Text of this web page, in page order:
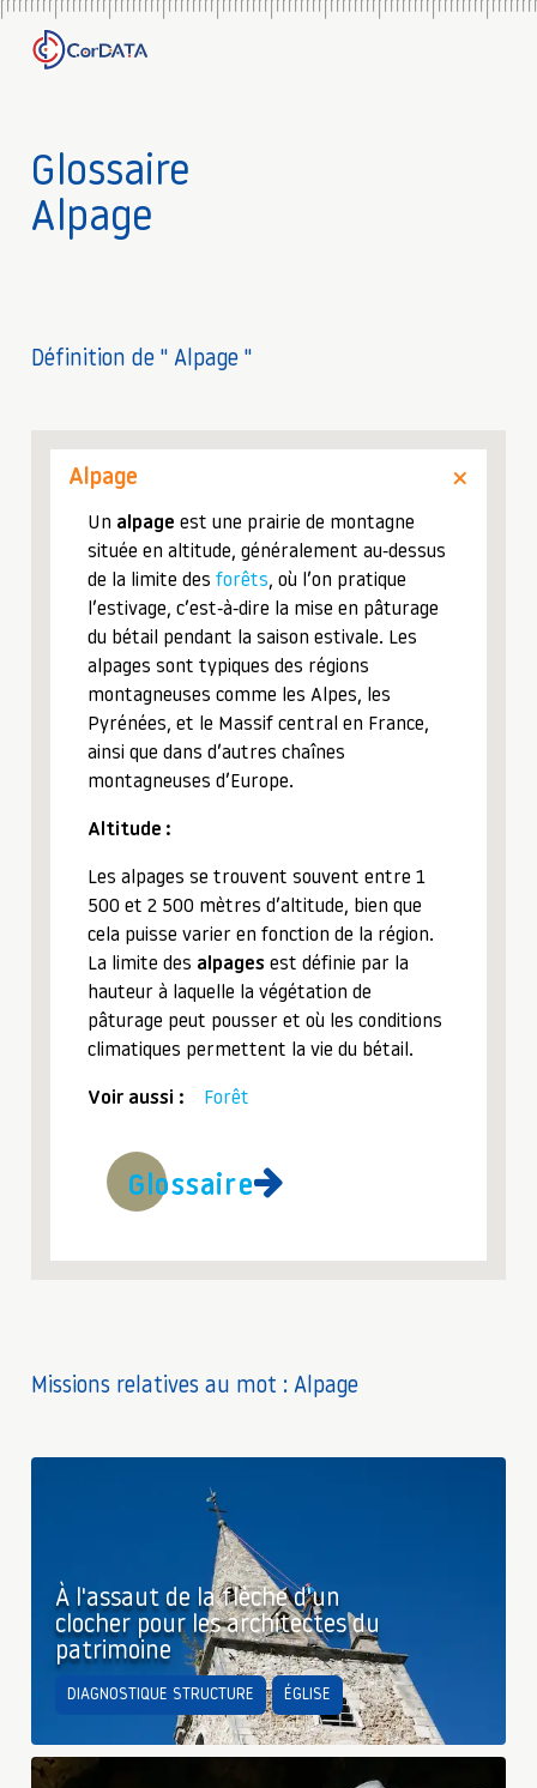
Glossaire
Alpage
Définition de " Alpage "
Alpage
Un alpage est une prairie de montagne
située en altitude, généralement au-dessus
de la limite des forêts, où l’on pratique
l’estivage, c’est-à-dire la mise en pâturage
du bétail pendant la saison estivale. Les
alpages sont typiques des régions
montagneuses comme les Alpes, les
Pyrénées, et le Massif central en France,
ainsi que dans d’autres chaînes
montagneuses d’Europe.
Altitude :
Les alpages se trouvent souvent entre 1
500 et 2 500 mètres d’altitude, bien que
cela puisse varier en fonction de la région.
La limite des alpages est définie par la
hauteur à laquelle la végétation de
pâturage peut pousser et où les conditions
climatiques permettent la vie du bétail.
Voir aussi : Forêt
Glossaire
Missions relatives au mot : Alpage
À l'assaut de la flèche d'un
clocher pour les architectes du
patrimoine
DIAGNOSTIQUE STRUCTURE ÉGLISE